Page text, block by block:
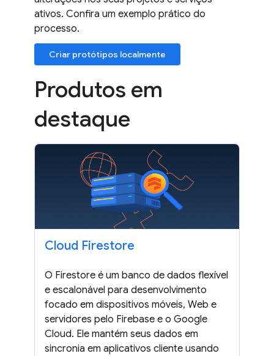
ativos. Confira um exemplo prático do
processo.
Criar protótipos localmente
Produtos em
destaque
Cloud Firestore
O Firestore é um banco de dados flexível
e escalonável para desenvolvimento
focado em dispositivos móveis, Web e
servidores pelo Firebase e o Google
Cloud. Ele mantém seus dados em
sincronia em aplicativos cliente usando